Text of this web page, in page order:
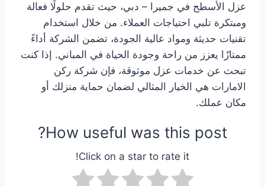
عزل الأسطح في جميرا – دبي، حيث تقدم حلولًا فعالة
ومبتكرة تلبي احتياجات العملاء. من خلال استخدام
تقنيات حديثة ومواد عالية الجودة، تضمن الشركة أداءً
ممتازًا يعزز من راحة وجودة الحياة في المباني. إذا كنت
تبحث عن خدمات عزل موثوقة، فإن شركة ركن
الامارات هي الخيار المثالي لضمان حماية منزلك أو
مكان عملك.
How useful was this post?
Click on a star to rate it!